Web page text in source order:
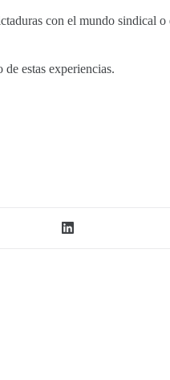
con el mundo sindical
estas experiencias.